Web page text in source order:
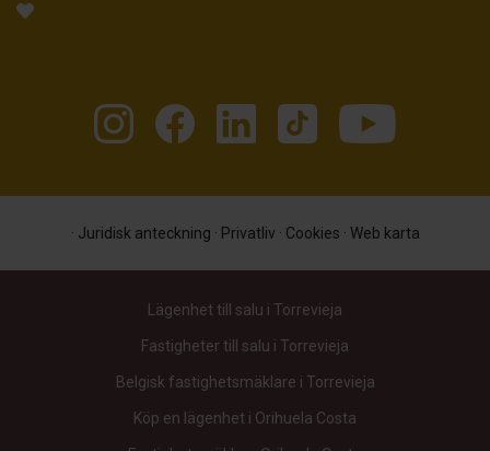
· Juridisk anteckning · Privatliv · Cookies · Web karta
Lägenhet till salu i Torrevieja
Fastigheter till salu i Torrevieja
Belgisk fastighetsmäklare i Torrevieja
Köp en lägenhet i Orihuela Costa